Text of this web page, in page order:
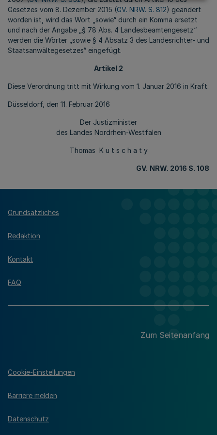
Gesetzes vom 8. Dezember 2015 (GV. NRW. S. 812) geändert
worden ist, wird das Wort „sowie“ durch ein Komma ersetzt
und nach der Angabe „§ 78 Abs. 4 Landesbeamtengesetz“
werden die Wörter „sowie § 4 Absatz 3 des Landesrichter- und
Staatsanwältegesetzes“ eingefügt.
Artikel 2
Diese Verordnung tritt mit Wirkung vom 1. Januar 2016 in Kraft.
Düsseldorf, den 11. Februar 2016
Der Justizminister
des Landes Nordrhein-Westfalen
Thomas K u t s c h a t y
GV. NRW. 2016 S. 108
Grundsätzliches
Redaktion
Kontakt
FAQ
Zum Seitenanfang
Cookie-Einstellungen
Barriere melden
Datenschutz